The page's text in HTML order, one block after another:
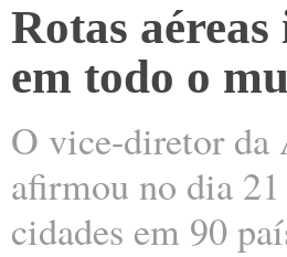
Rotas
em todo o
O vice-diretor da
afirmou no dia 21
cidades em 90